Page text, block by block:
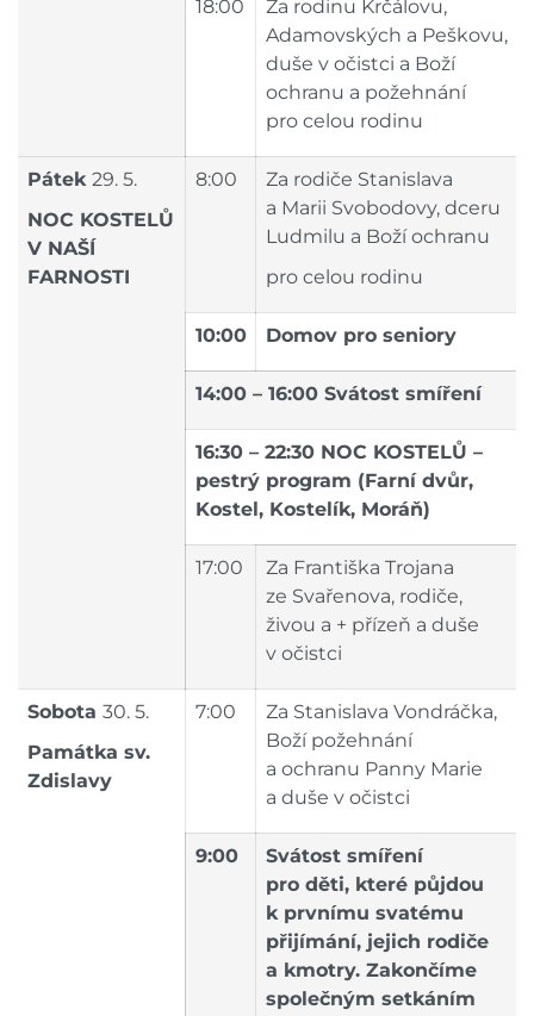
18:00
Za rodinu Krčálovu,
Adamovských a Peškovu,
duše v očistci a Boží
ochranu a požehnání
pro celou rodinu
Pátek 29. 5.
NOC KOSTELŮ
V NAŠÍ
FARNOSTI
8:00
Za rodiče Stanislava
a Marii Svobodovy, dceru
Ludmilu a Boží ochranu
pro celou rodinu
10:00 Domov pro seniory
14:00 – 16:00 Svátost smíření
16:30 – 22:30 NOC KOSTELŮ –
pestrý program (Farní dvůr,
Kostel, Kostelík, Moráň)
17:00
Za Františka Trojana
ze Svařenova, rodiče,
živou a + přízeň a duše
v očistci
Sobota 30. 5.
Památka sv.
Zdislavy
7:00
Za Stanislava Vondráčka,
Boží požehnání
a ochranu Panny Marie
a duše v očistci
9:00
Svátost smíření
pro děti, které půjdou
k prvnímu svatému
přijímání, jejich rodiče
a kmotry. Zakončíme
společným setkáním